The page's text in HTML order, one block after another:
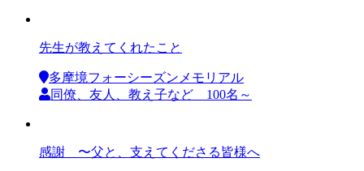
先生が教えてくれたこと
多摩境フォーシーズンメモリアル
同僚、友人、教え子など 100名～
感謝 〜父と、支えてくださる皆様へ